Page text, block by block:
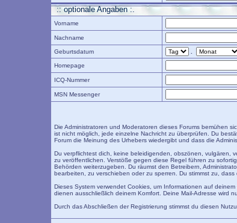
:: optionale Angaben :.
Vorname
Nachname
Geburtsdatum
Homepage
ICQ-Nummer
MSN Messenger
Die Administratoren und Moderatoren dieses Forums bemühen
ist nicht möglich, jede einzelne Nachricht zu überprüfen. Du
Forum die Meinung des Urhebers wiedergibt und dass die
Du verpflichtest dich, keine beleidigenden, obszönen, vulgären,
zu veröffentlichen. Verstöße gegen diese Regel führen zu
Behörden weiterzugeben. Du räumst den Betreibern,
bearbeiten, zu verschieben oder zu sperren. Du stimmst zu,
Dieses System verwendet Cookies, um Informationen auf
dienen ausschließlich deinem Komfort. Deine Mail-Adresse wird
Durch das Abschließen der Registrierung stimmst du diesen